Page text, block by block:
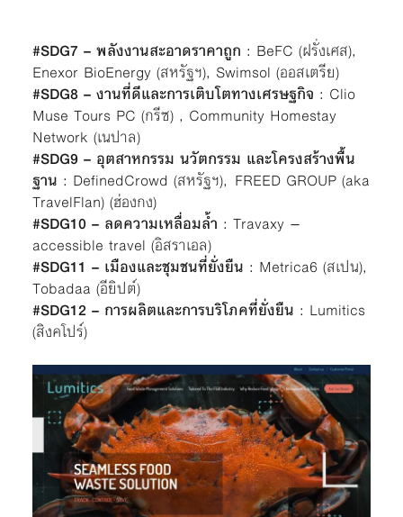
#SDG7 – พลังงานสะอาดราคาถูก : BeFC (ฝรั่งเศส),
Enexor BioEnergy (สหรัฐฯ), Swimsol (ออสเตรีย)
#SDG8 – งานที่ดีและการเติบโตทางเศรษฐกิจ : Clio
Muse Tours PC (กรีซ) , Community Homestay
Network (เนปาล)
#SDG9 – อุตสาหกรรม นวัตกรรม และโครงสร้างพื้น
ฐาน : DefinedCrowd (สหรัฐฯ), FREED GROUP (aka
TravelFlan) (ฮ่องกง)
#SDG10 – ลดความเหลื่อมล้ำ : Travaxy –
accessible travel (อิสราเอล)
#SDG11 – เมืองและชุมชนที่ยั่งยืน : Metrica6 (สเปน),
Tobadaa (อียิปต์)
#SDG12 – การผลิตและการบริโภคที่ยั่งยืน : Lumitics
(สิงคโปร์)